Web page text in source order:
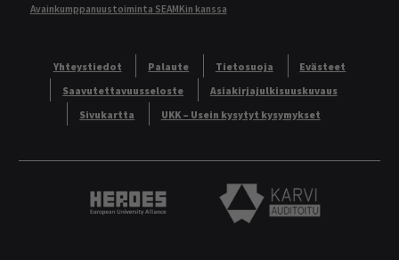
Avainkumppanuustoiminta SEAMKin kanssa
Yhteystiedot Palaute Tietosuoja
Evästeet
Saavutettavuusseloste
Asiakirjajulkisuuskuvaus
Sivukartta
UKK – Usein kysytyt kysymykset
Heroes European University Alliance logo
Karvi Auditoitu logo